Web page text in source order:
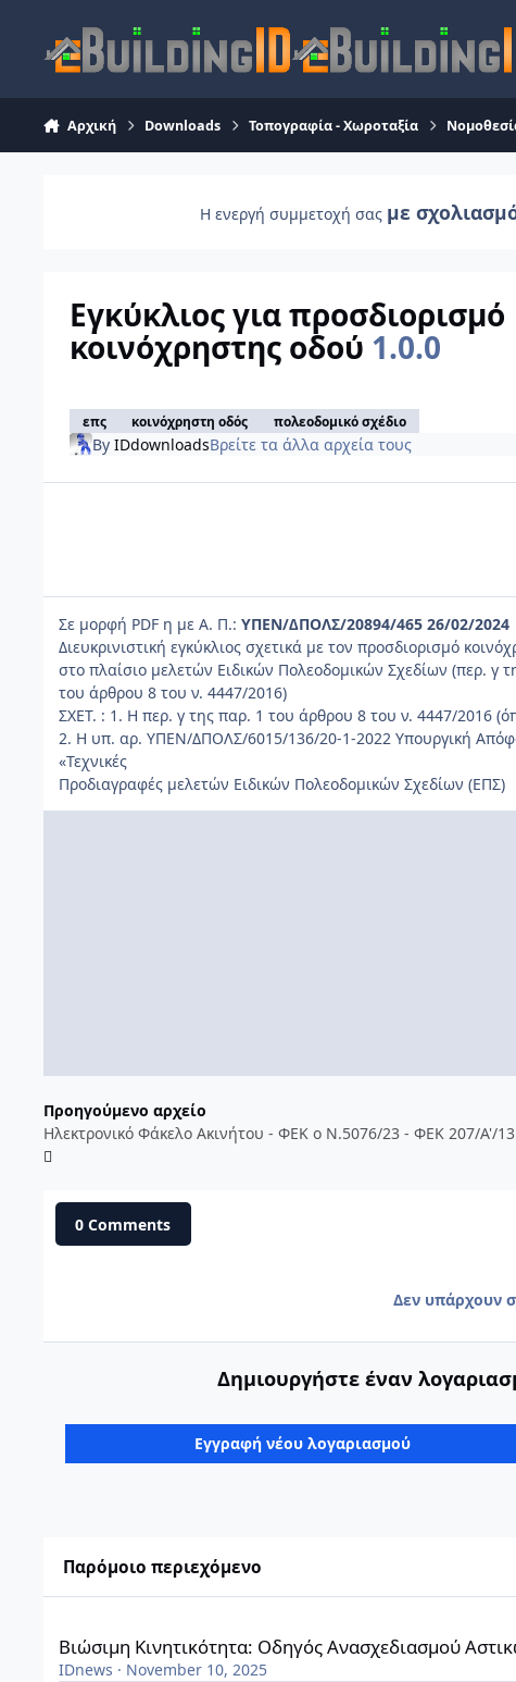
Αρχική Downloads Τοπογραφία - Χωροταξία
Η ενεργή συμμετοχή σας με
Εγκύκλιος για προσδιορισμό
κοινόχρηστης οδού 1.0.0
επς κοινόχρηστη οδός πολεοδομικό σχέδιο
By IDdownloadsΒρείτε τα άλλα αρχεία τους
Σε μορφή PDF η με Α. Π.: ΥΠΕΝ/∆ΠΟΛΣ/20894/465 26/02/2024
Διευκρινιστική εγκύκλιος σχετικά με τον προσδιορισμό
στο πλαίσιο μελετών Ειδικών Πολεοδομικών Σχεδίων (περ. γ
του άρθρου 8 του ν. 4447/2016)
ΣΧΕΤ. : 1. Η περ. γ της παρ. 1 του άρθρου 8 του ν. 4447/2016
2. Η υπ. αρ. ΥΠΕΝ/ΔΠΟΛΣ/6015/136/20-1-2022 Υπουργική
«Τεχνικές
Προδιαγραφές μελετών Ειδικών Πολεοδομικών Σχεδίων (ΕΠΣ)
Προηγούμενο αρχείο
0 Comments
Δεν υπάρχουν
Δημιουργήστε έναν
Εγγραφή νέου λογαριασμού
Παρόμοιο περιεχόμενο
Βιώσιμη Κινητικότητα: Οδηγός Ανασχεδιασμού
IDnews · November 10, 2025